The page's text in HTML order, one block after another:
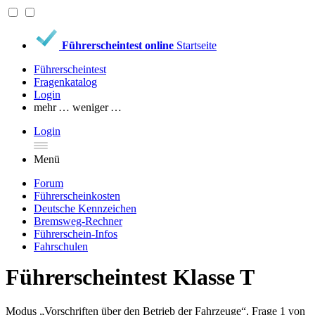
Führerscheintest online Startseite
Führerscheintest
Fragenkatalog
Login
mehr … weniger …
Login
Menü
Forum
Führerscheinkosten
Deutsche Kennzeichen
Bremsweg-Rechner
Führerschein-Infos
Fahrschulen
Führerscheintest Klasse T
Modus „Vorschriften über den Betrieb der Fahrzeuge“, Frage 1 von